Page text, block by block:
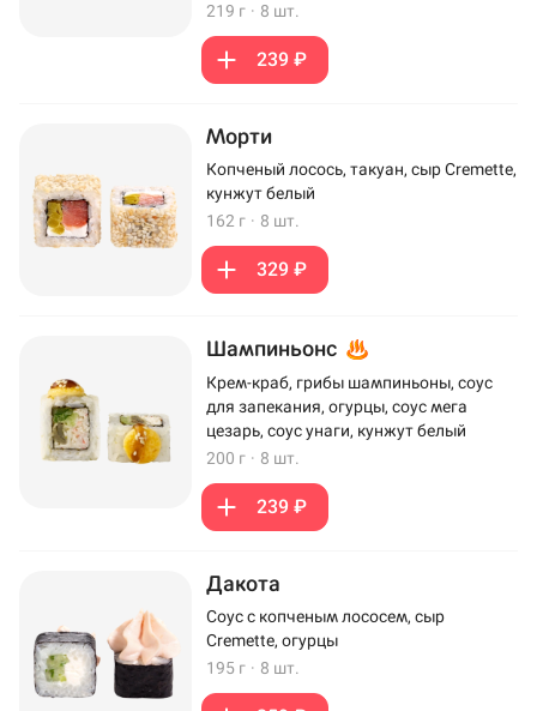
219 г · 8 шт.
239 ₽
Морти
Копченый лосось, такуан, сыр Cremette,
кунжут белый
162 г · 8 шт.
329 ₽
Шампиньонс
Крем-краб, грибы шампиньоны, соус
для запекания, огурцы, соус мега
цезарь, соус унаги, кунжут белый
200 г · 8 шт.
239 ₽
Дакота
Соус с копченым лососем, сыр
Cremette, огурцы
195 г · 8 шт.